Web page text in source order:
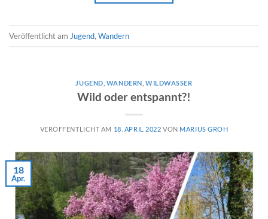
Veröffentlicht am Jugend, Wandern
JUGEND WANDERN WILDWASSER
Wild oder entspannt?!
VERÖFFENTLICHT AM 18. APRIL 2022 VON MARIUS GROH
18
Apr.